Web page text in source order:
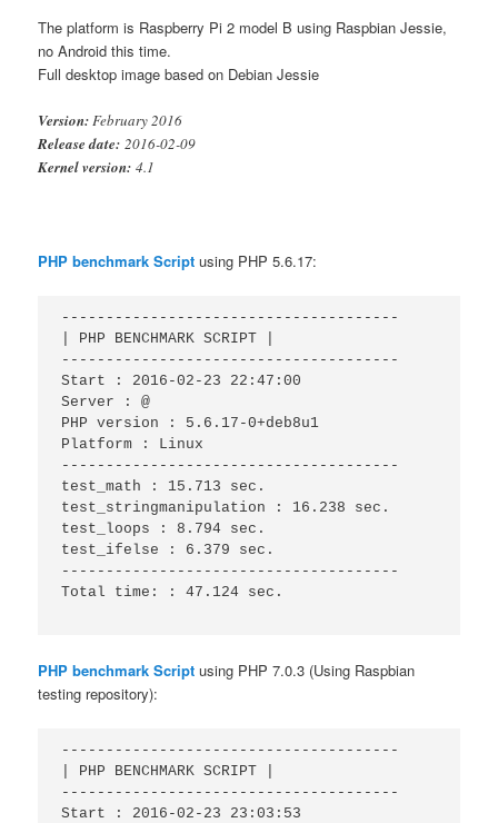
The platform is Raspberry Pi 2 model B using Raspbian Jessie,
no Android this time.
Full desktop image based on Debian Jessie
Version:February 2016
Release date:2016-02-09
Kernel version:4.1
PHP benchmark Script using PHP 5.6.17:
--------------------------------------
| PHP BENCHMARK SCRIPT |
--------------------------------------
Start : 2016-02-23 22:47:00
Server : @
PHP version : 5.6.17-0+deb8u1
Platform : Linux
--------------------------------------
test_math : 15.713 sec.
test_stringmanipulation : 16.238 sec.
test_loops : 8.794 sec.
test_ifelse : 6.379 sec.
--------------------------------------
Total time: : 47.124 sec.
PHP benchmark Script using PHP 7.0.3 (Using Raspbian
testing repository):
--------------------------------------
| PHP BENCHMARK SCRIPT |
--------------------------------------
Start : 2016-02-23 23:03:53